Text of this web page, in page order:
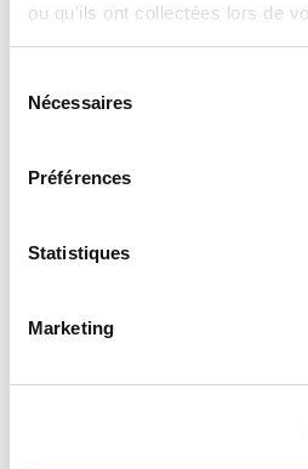
ou qu'ils ont collectées lors de
services.
Nécessaires
Préférences
Statistiques
Marketing
Spécifications
Documents et fichiers